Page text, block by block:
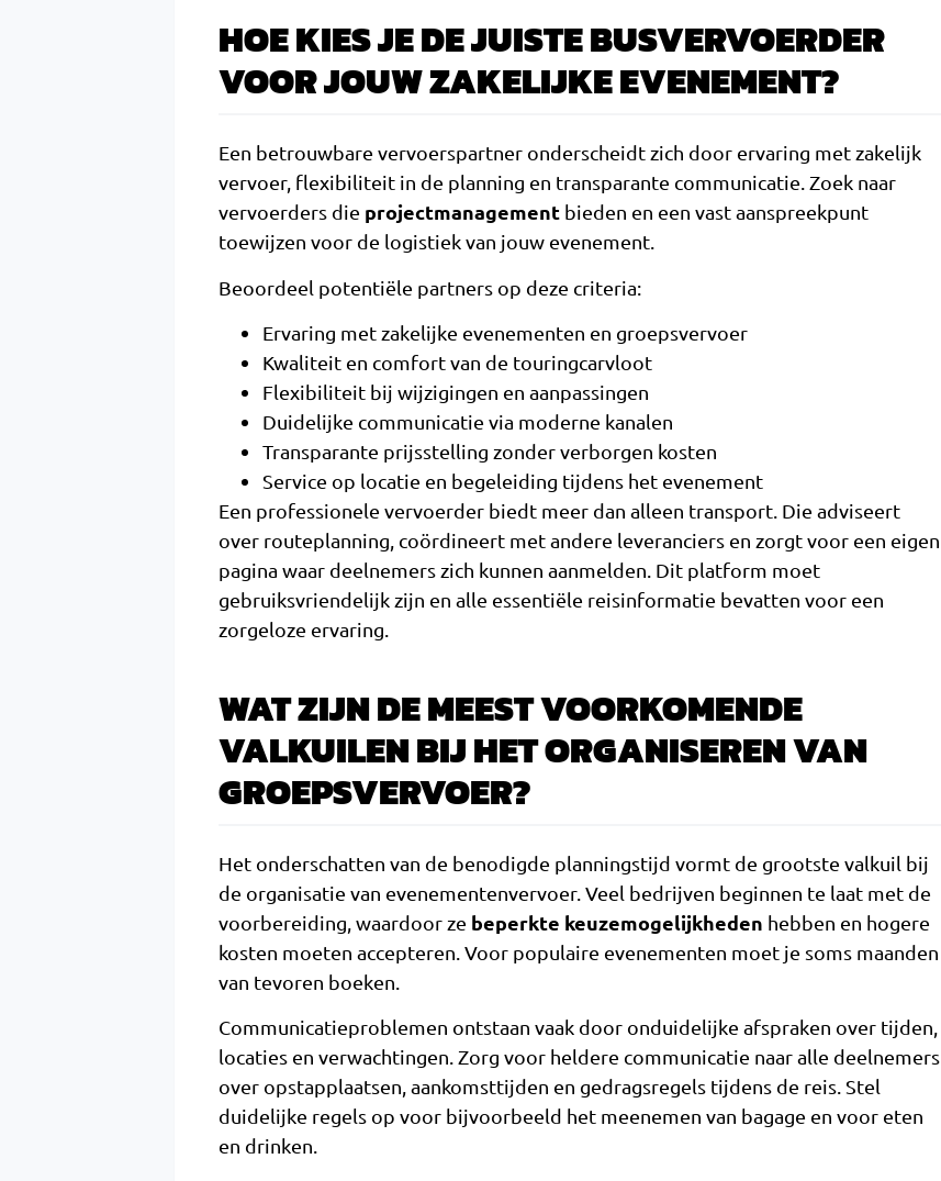
HOE KIES JE DE JUISTE BUSVERVOERDER
VOOR JOUW ZAKELIJKE EVENEMENT?
Een betrouwbare vervoerspartner onderscheidt zich door ervaring met zakelijk
vervoer, flexibiliteit in de planning en transparante communicatie. Zoek naar
vervoerders die projectmanagement bieden en een vast aanspreekpunt
toewijzen voor de logistiek van jouw evenement.
Beoordeel potentiële partners op deze criteria:
Ervaring met zakelijke evenementen en groepsvervoer
Kwaliteit en comfort van de touringcarvloot
Flexibiliteit bij wijzigingen en aanpassingen
Duidelijke communicatie via moderne kanalen
Transparante prijsstelling zonder verborgen kosten
Service op locatie en begeleiding tijdens het evenement
Een professionele vervoerder biedt meer dan alleen transport. Die adviseert
over routeplanning, coördineert met andere leveranciers en zorgt voor een eigen
pagina waar deelnemers zich kunnen aanmelden. Dit platform moet
gebruiksvriendelijk zijn en alle essentiële reisinformatie bevatten voor een
zorgeloze ervaring.
WAT ZIJN DE MEEST VOORKOMENDE
VALKUILEN BIJ HET ORGANISEREN VAN
GROEPSVERVOER?
Het onderschatten van de benodigde planningstijd vormt de grootste valkuil bij
de organisatie van evenementenvervoer. Veel bedrijven beginnen te laat met de
voorbereiding, waardoor ze beperkte keuzemogelijkheden hebben en hogere
kosten moeten accepteren. Voor populaire evenementen moet je soms maanden
van tevoren boeken.
Communicatieproblemen ontstaan vaak door onduidelijke afspraken over tijden,
locaties en verwachtingen. Zorg voor heldere communicatie naar alle deelnemers
over opstapplaatsen, aankomsttijden en gedragsregels tijdens de reis. Stel
duidelijke regels op voor bijvoorbeeld het meenemen van bagage en voor eten
en drinken.